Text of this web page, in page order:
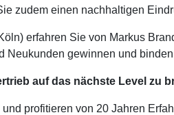
zudem einen nachhaltigen
erfahren Sie von Markus
Neukunden gewinnen und
auf das nächste Level zu
profitieren von 20 Jahren